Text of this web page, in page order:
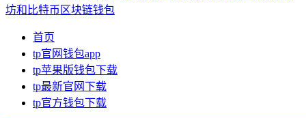
首页
tp官网钱包app
tp苹果版钱包下载
tp最新官网下载
tp官方钱包下载